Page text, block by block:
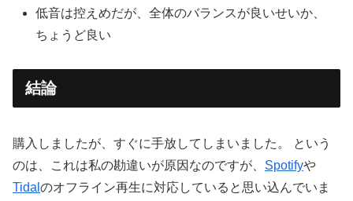
低音は控えめだが、全体のバランスが良いせいか、
ちょうど良い
結論
購入しましたが、すぐに手放してしまいました。 という
のは、これは私の勘違いが原因なのですが、 Spotifyや
Tidal のオフライン再生に対応していると思い込んでいま